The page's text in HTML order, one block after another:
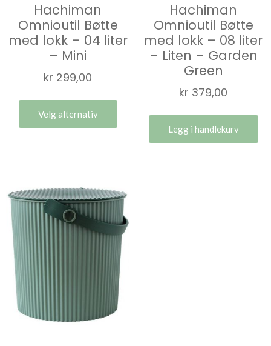
Hachiman
Omnioutil Bøtte
med lokk – 04 liter
– Mini
kr 299,00
Velg alternativ
Hachiman
Omnioutil Bøtte
med lokk – 08 liter
– Liten – Garden
Green
kr 379,00
Legg i handlekurv